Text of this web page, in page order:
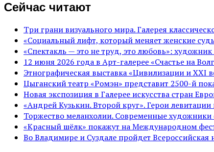
Сейчас читают
Три грани визуального мира. Галерея
«Социальный лифт, который меняет женские
«Спектакль — это не труд, это любовь»:
12 июня 2026 года в Арт-галерее «Счастье на
Этнографическая выставка «Цивилизации и ХХI
Цыганский театр «Ромэн» представит 2500-й
Новая экспозиция в Галерее искусства стран
«Андрей Кузькин. Второй круг». Герои
Торжество меланхолии. Современные
«Красный шёлк» покажут на Международном
Во Владимире и Суздале пройдет Всероссийская